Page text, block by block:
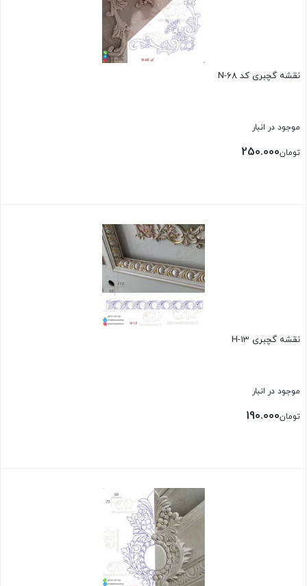
نقشه گچبری کد N-68
موجود در انبار
تومان250.000
نقشه گچبری H-13
موجود در انبار
تومان190.000